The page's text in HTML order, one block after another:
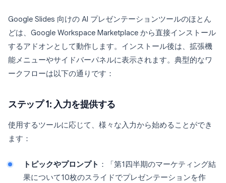
Google Slides 向けの AI プレゼンテーションツールのほとん
どは、Google Workspace Marketplace から直接インストール
するアドオンとして動作します。インストール後は、拡張機
能メニューやサイドバーパネルに表示されます。典型的なワ
ークフローは以下の通りです：
ステップ 1: 入力を提供する
使用するツールに応じて、様々な入力から始めることができ
ます：
トピックやプロンプト ：「第1四半期のマーケティング結
果について10枚のスライドでプレゼンテーションを作